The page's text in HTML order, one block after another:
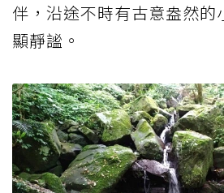
伴，沿途不時有古意盎然的
顯靜謐。